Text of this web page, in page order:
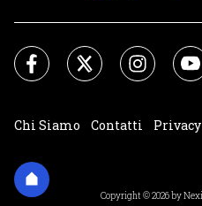
Chi Siamo Contatti
Copyright © 2026 by